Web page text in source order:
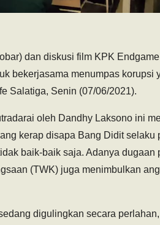
dan diskusi film KPK
bekerjasama menumpas korupsi
Salatiga, Senin (07/06/2021).
oleh Dandhy Laksono ini
kerap disapa Bang Didit selaku
baik-baik saja. Adanya dugaan
(TWK) juga menimbulkan
digulingkan secara